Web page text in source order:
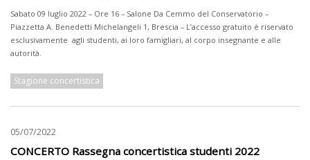
Sabato 09 luglio 2022 – Ore 16 – Salone Da Cemmo del Conservatorio –
Piazzetta A. Benedetti Michelangeli 1, Brescia – L’accesso gratuito è riservato
esclusivamente agli studenti, ai loro famigliari, al corpo insegnante e alle
autorità.
Stagione concertistica
05/07/2022
CONCERTO Rassegna concertistica studenti 2022